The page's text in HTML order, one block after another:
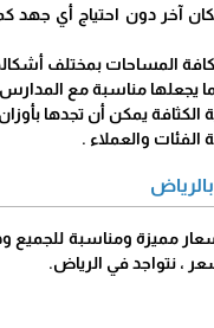
آخر دون احتياج أي جهد
المساحات بمختلف
يجعلها مناسبة مع
يمكن أن تجدها
الفئات والعملاء .
مميزة ومناسبة
، نتواجد في الرياض.